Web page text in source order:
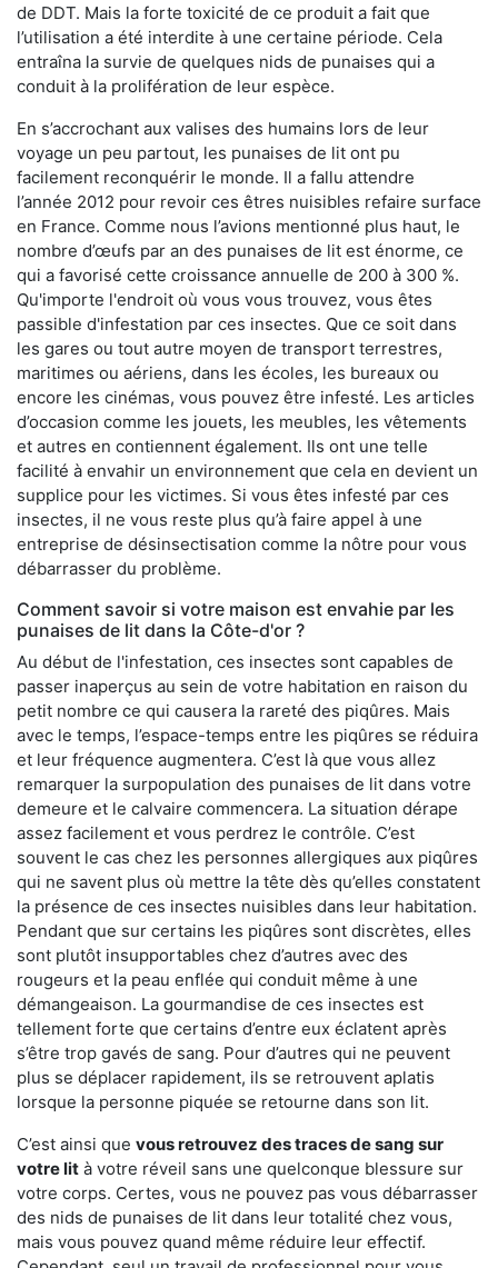
de DDT. Mais la forte toxicité de ce produit a fait que
l’utilisation a été interdite à une certaine période. Cela
entraîna la survie de quelques nids de punaises qui a
conduit à la prolifération de leur espèce.
En s’accrochant aux valises des humains lors de leur
voyage un peu partout, les punaises de lit ont pu
facilement reconquérir le monde. Il a fallu attendre
l’année 2012 pour revoir ces êtres nuisibles refaire surface
en France. Comme nous l’avions mentionné plus haut, le
nombre d’œufs par an des punaises de lit est énorme, ce
qui a favorisé cette croissance annuelle de 200 à 300 %.
Qu'importe l'endroit où vous vous trouvez, vous êtes
passible d'infestation par ces insectes. Que ce soit dans
les gares ou tout autre moyen de transport terrestres,
maritimes ou aériens, dans les écoles, les bureaux ou
encore les cinémas, vous pouvez être infesté. Les articles
d’occasion comme les jouets, les meubles, les vêtements
et autres en contiennent également. Ils ont une telle
facilité à envahir un environnement que cela en devient un
supplice pour les victimes. Si vous êtes infesté par ces
insectes, il ne vous reste plus qu’à faire appel à une
entreprise de désinsectisation comme la nôtre pour vous
débarrasser du problème.
Comment savoir si votre maison est envahie par les
punaises de lit dans la Côte-d'or ?
Au début de l'infestation, ces insectes sont capables de
passer inaperçus au sein de votre habitation en raison du
petit nombre ce qui causera la rareté des piqûres. Mais
avec le temps, l’espace-temps entre les piqûres se réduira
et leur fréquence augmentera. C’est là que vous allez
remarquer la surpopulation des punaises de lit dans votre
demeure et le calvaire commencera. La situation dérape
assez facilement et vous perdrez le contrôle. C’est
souvent le cas chez les personnes allergiques aux piqûres
qui ne savent plus où mettre la tête dès qu’elles constatent
la présence de ces insectes nuisibles dans leur habitation.
Pendant que sur certains les piqûres sont discrètes, elles
sont plutôt insupportables chez d’autres avec des
rougeurs et la peau enflée qui conduit même à une
démangeaison. La gourmandise de ces insectes est
tellement forte que certains d’entre eux éclatent après
s’être trop gavés de sang. Pour d’autres qui ne peuvent
plus se déplacer rapidement, ils se retrouvent aplatis
lorsque la personne piquée se retourne dans son lit.
C’est ainsi que vous retrouvez des traces de sang sur
votre lit à votre réveil sans une quelconque blessure sur
votre corps. Certes, vous ne pouvez pas vous débarrasser
des nids de punaises de lit dans leur totalité chez vous,
mais vous pouvez quand même réduire leur effectif.